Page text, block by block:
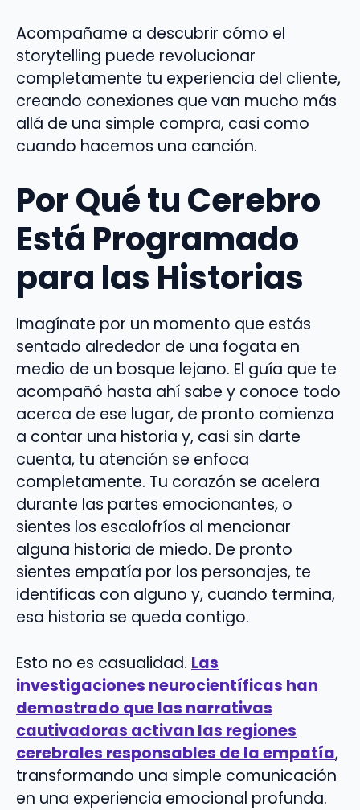
Acompañame a descubrir cómo el
storytelling puede revolucionar
completamente tu experiencia del cliente,
creando conexiones que van mucho más
allá de una simple compra, casi como
cuando hacemos una canción.
Por Qué tu Cerebro
Está Programado
para las Historias
Imagínate por un momento que estás
sentado alrededor de una fogata en
medio de un bosque lejano. El guía que te
acompañó hasta ahí sabe y conoce todo
acerca de ese lugar, de pronto comienza
a contar una historia y, casi sin darte
cuenta, tu atención se enfoca
completamente. Tu corazón se acelera
durante las partes emocionantes, o
sientes los escalofríos al mencionar
alguna historia de miedo. De pronto
sientes empatía por los personajes, te
identificas con alguno y, cuando termina,
esa historia se queda contigo.
Esto no es casualidad. Las
investigaciones neurocientíficas han
demostrado que las narrativas
cautivadoras activan las regiones
cerebrales responsables de la empatía,
transformando una simple comunicación
en una experiencia emocional profunda.